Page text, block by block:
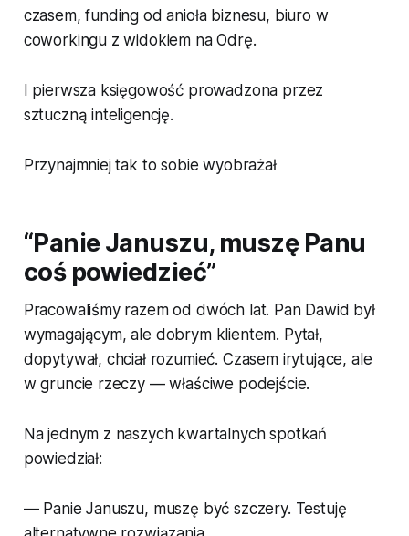
czasem, funding od anioła biznesu, biuro w
coworkingu z widokiem na Odrę.
I pierwsza księgowość prowadzona przez
sztuczną inteligencję.
Przynajmniej tak to sobie wyobrażał
“Panie Januszu, muszę Panu
coś powiedzieć”
Pracowaliśmy razem od dwóch lat. Pan Dawid był
wymagającym, ale dobrym klientem. Pytał,
dopytywał, chciał rozumieć. Czasem irytujące, ale
w gruncie rzeczy — właściwe podejście.
Na jednym z naszych kwartalnych spotkań
powiedział:
— Panie Januszu, muszę być szczery. Testuję